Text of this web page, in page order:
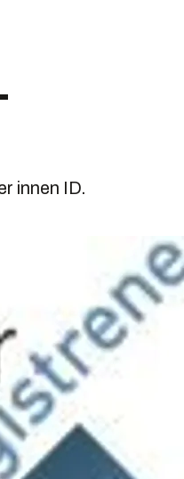
innen ID.